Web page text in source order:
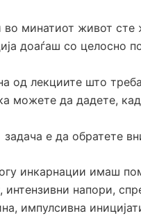
во минатиот живот сте
доаѓаш со целосно
од лекциите што
можете да дадете,
задача е да обратете
инкарнации имаш
интензивни напори,
импулсивна